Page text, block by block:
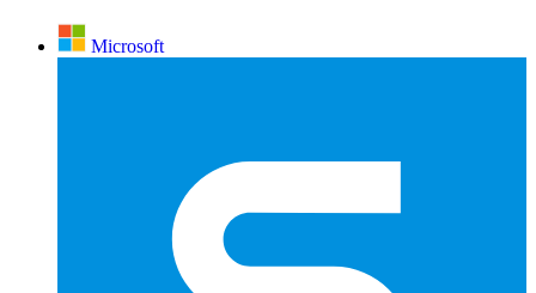
Microsoft